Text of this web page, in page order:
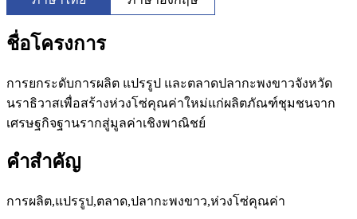
ชื่อโครงการ
การยกระดับการผลิต แปรรูป และตลาดปลากะพงขาวจังหวัด
นราธิวาสเพื่อสร้างห่วงโซ่คุณค่าใหม่แก่ผลิตภัณฑ์ชุมชนจาก
เศรษฐกิจฐานรากสู่มูลค่าเชิงพาณิชย์
คำสำคัญ
การผลิต,แปรรูป,ตลาด,ปลากะพงขาว,ห่วงโซ่คุณค่า